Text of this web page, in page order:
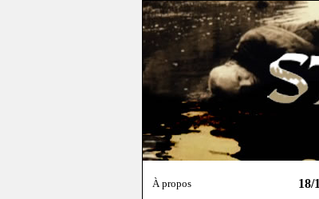
À propos 18/